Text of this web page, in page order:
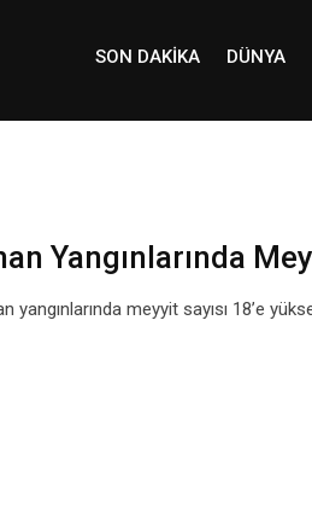
SON DAKIKA DÜNYA
Yangınlarında
meyyit sayısı 18’e